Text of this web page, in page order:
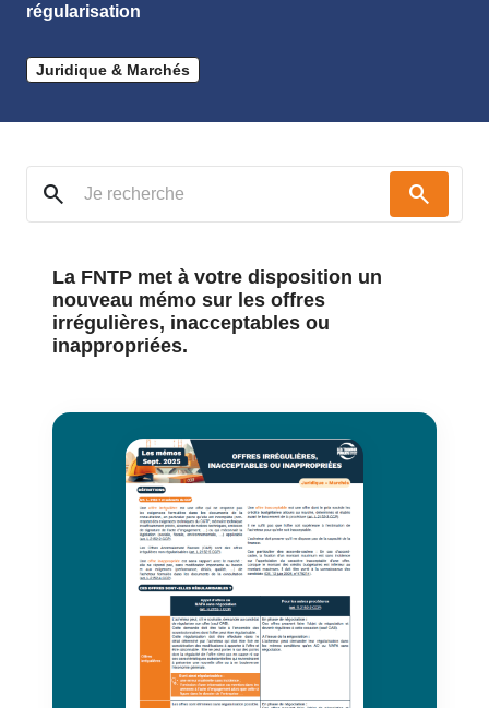
régularisation
Juridique & Marchés
search search
La FNTP met à votre disposition un
nouveau mémo sur les offres
irrégulières, inacceptables ou
inappropriées.